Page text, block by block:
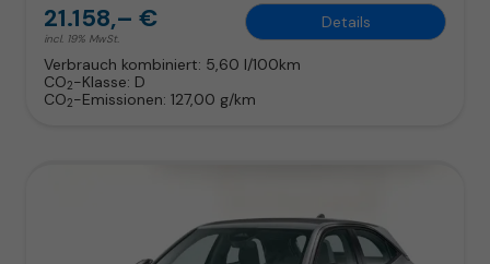
21.158,– €
incl. 19% MwSt.
Details
Verbrauch kombiniert: 5,60 l/100km
CO2-Klasse: D
CO2-Emissionen: 127,00 g/km